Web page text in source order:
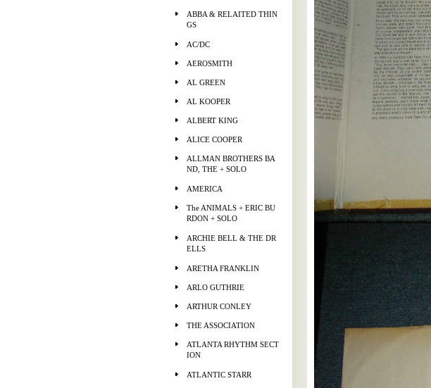
ABBA & RELAITED THIN
GS
AC/DC
AEROSMITH
AL GREEN
AL KOOPER
ALBERT KING
ALICE COOPER
ALLMAN BROTHERS BA
ND, THE + SOLO
AMERICA
The ANIMALS + ERIC BU
RDON + SOLO
ARCHIE BELL & THE DR
ELLS
ARETHA FRANKLIN
ARLO GUTHRIE
ARTHUR CONLEY
THE ASSOCIATION
ATLANTA RHYTHM SECT
ION
ATLANTIC STARR